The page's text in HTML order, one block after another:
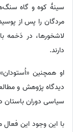
سینۀ کوه و گاه
مردگان را پس از
لاشخورها، در دَخمه
دارند.
او همچنین
دیدگاه پژوهش و
سیاسی دوران باستان
با این وجود این